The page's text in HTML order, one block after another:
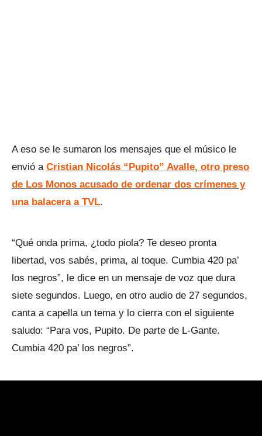
A eso se le sumaron los mensajes que el músico le
envió a Cristian Nicolás “Pupito” Avalle, otro preso
de Los Monos acusado de ordenar dos crímenes y
una balacera a TVL.
“Qué onda prima, ¿todo piola? Te deseo pronta
libertad, vos sabés, prima, al toque. Cumbia 420 pa’
los negros”, le dice en un mensaje de voz que dura
siete segundos. Luego, en otro audio de 27 segundos,
canta a capella un tema y lo cierra con el siguiente
saludo: “Para vos, Pupito. De parte de L-Gante.
Cumbia 420 pa’ los negros”.